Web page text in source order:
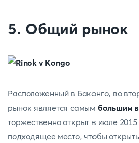
5. Общий рынок
Расположенный в Баконго, во
рынок является самым большим
торжественно открыт в июле
подходящее место, чтобы